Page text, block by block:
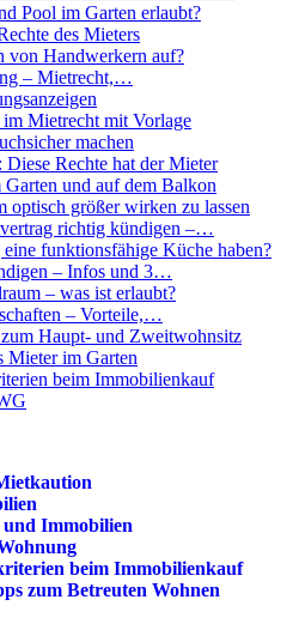
Pool im Garten erlaubt?
des Mieters
von Handwerkern auf?
– Mietrecht,…
Mietrecht mit Vorlage
machen
Rechte hat der Mieter
und auf dem Balkon
optisch größer wirken zu lassen
richtig kündigen –…
funktionsfähige Küche haben?
– Infos und 3…
– was ist erlaubt?
– Vorteile,…
Haupt- und Zweitwohnsitz
Mieter im Garten
beim Immobilienkauf
Immobilien
beim Immobilienkauf
zum Betreuten Wohnen